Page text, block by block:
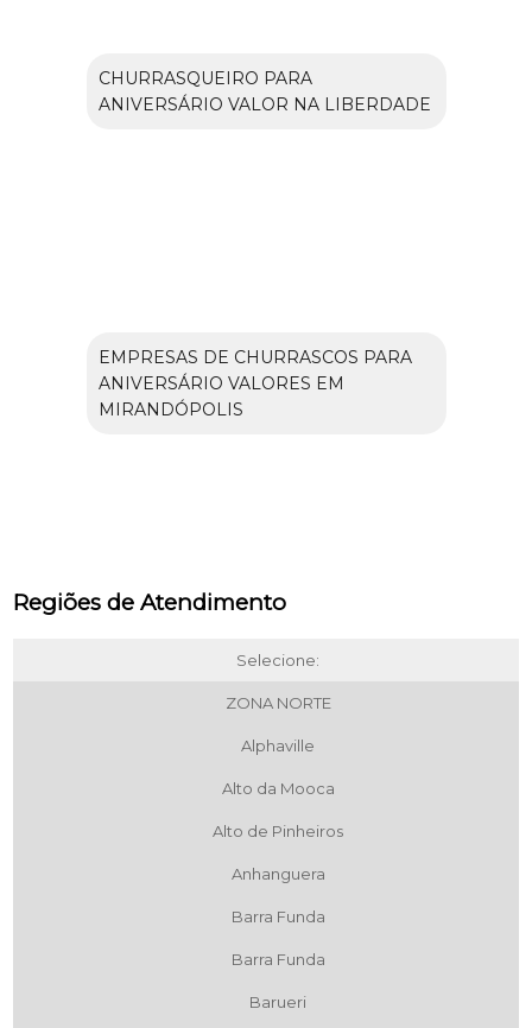
CHURRASQUEIRO PARA
ANIVERSÁRIO VALOR NA LIBERDADE
EMPRESAS DE CHURRASCOS PARA
ANIVERSÁRIO VALORES EM
MIRANDÓPOLIS
Regiões de Atendimento
Selecione:
ZONA NORTE
Alphaville
Alto da Mooca
Alto de Pinheiros
Anhanguera
Barra Funda
Barra Funda
Barueri